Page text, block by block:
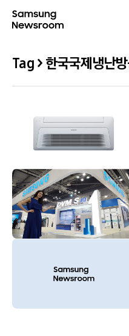
Tag > 한국국제냉난